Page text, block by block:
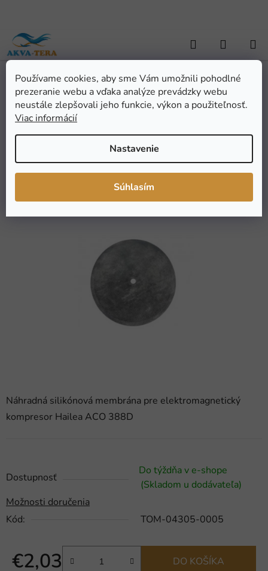
Používame cookies, aby sme Vám umožnili pohodlné
prezeranie webu a vďaka analýze prevádzky webu
neustále zlepšovali jeho funkcie, výkon a použiteľnosť.
Viac informácií
Nastavenie
Súhlasím
obsah
Hľadať
KOŠÍK
Domov / AKVARISTIKA / Náhradné diely
Náhradná membrána pre
Hailea ACO-388D
Náhradná silikónová membrána pre elektromagnetický
kompresor Hailea ACO 388D
Dostupnosť
Do týždňa v e-shope
(Skladom u dodávateľa)
Možnosti doručenia
Kód:
TOM-04305-0005
€2,03 DO KOŠÍKA
Náhradná membrána pre
Hailea ACO-388D
hodnotenie
0,0
Podrobnosti hodnotenia
Značka:Hailea